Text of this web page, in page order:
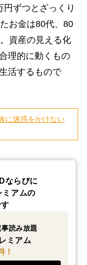
ずつとざっくり
お金は80代、80
資産の見える化
理的に動くもの
活するもので
に迷惑をかけない
ならびに
ミアムの
読み放題
ミアム
！